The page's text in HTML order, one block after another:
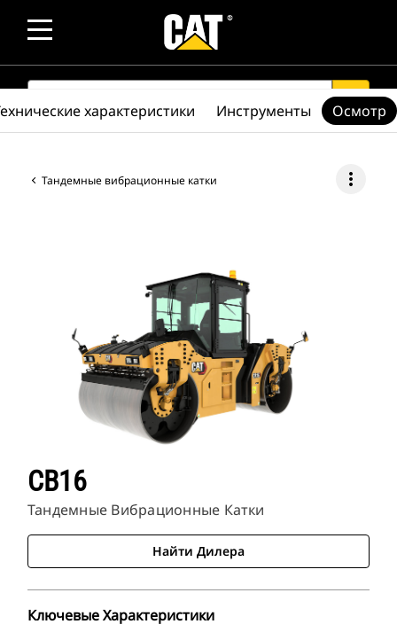
SEARCH search
Тандемные вибрационные катки more_vert
CB16
Тандемные Вибрационные Катки
Найти Дилера
Ключевые Характеристики
характеристики Инструменты Осмотр